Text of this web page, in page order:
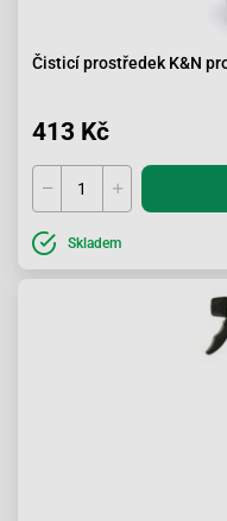
Čisticí prostředek K&N
413 Kč
Skladem